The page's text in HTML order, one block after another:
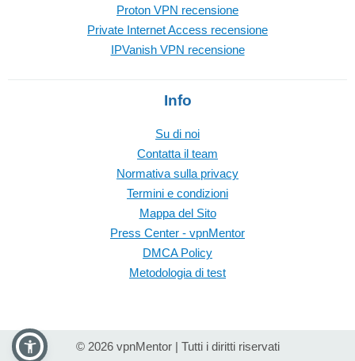
Proton VPN recensione
Private Internet Access recensione
IPVanish VPN recensione
Info
Su di noi
Contatta il team
Normativa sulla privacy
Termini e condizioni
Mappa del Sito
Press Center - vpnMentor
DMCA Policy
Metodologia di test
© 2026 vpnMentor | Tutti i diritti riservati